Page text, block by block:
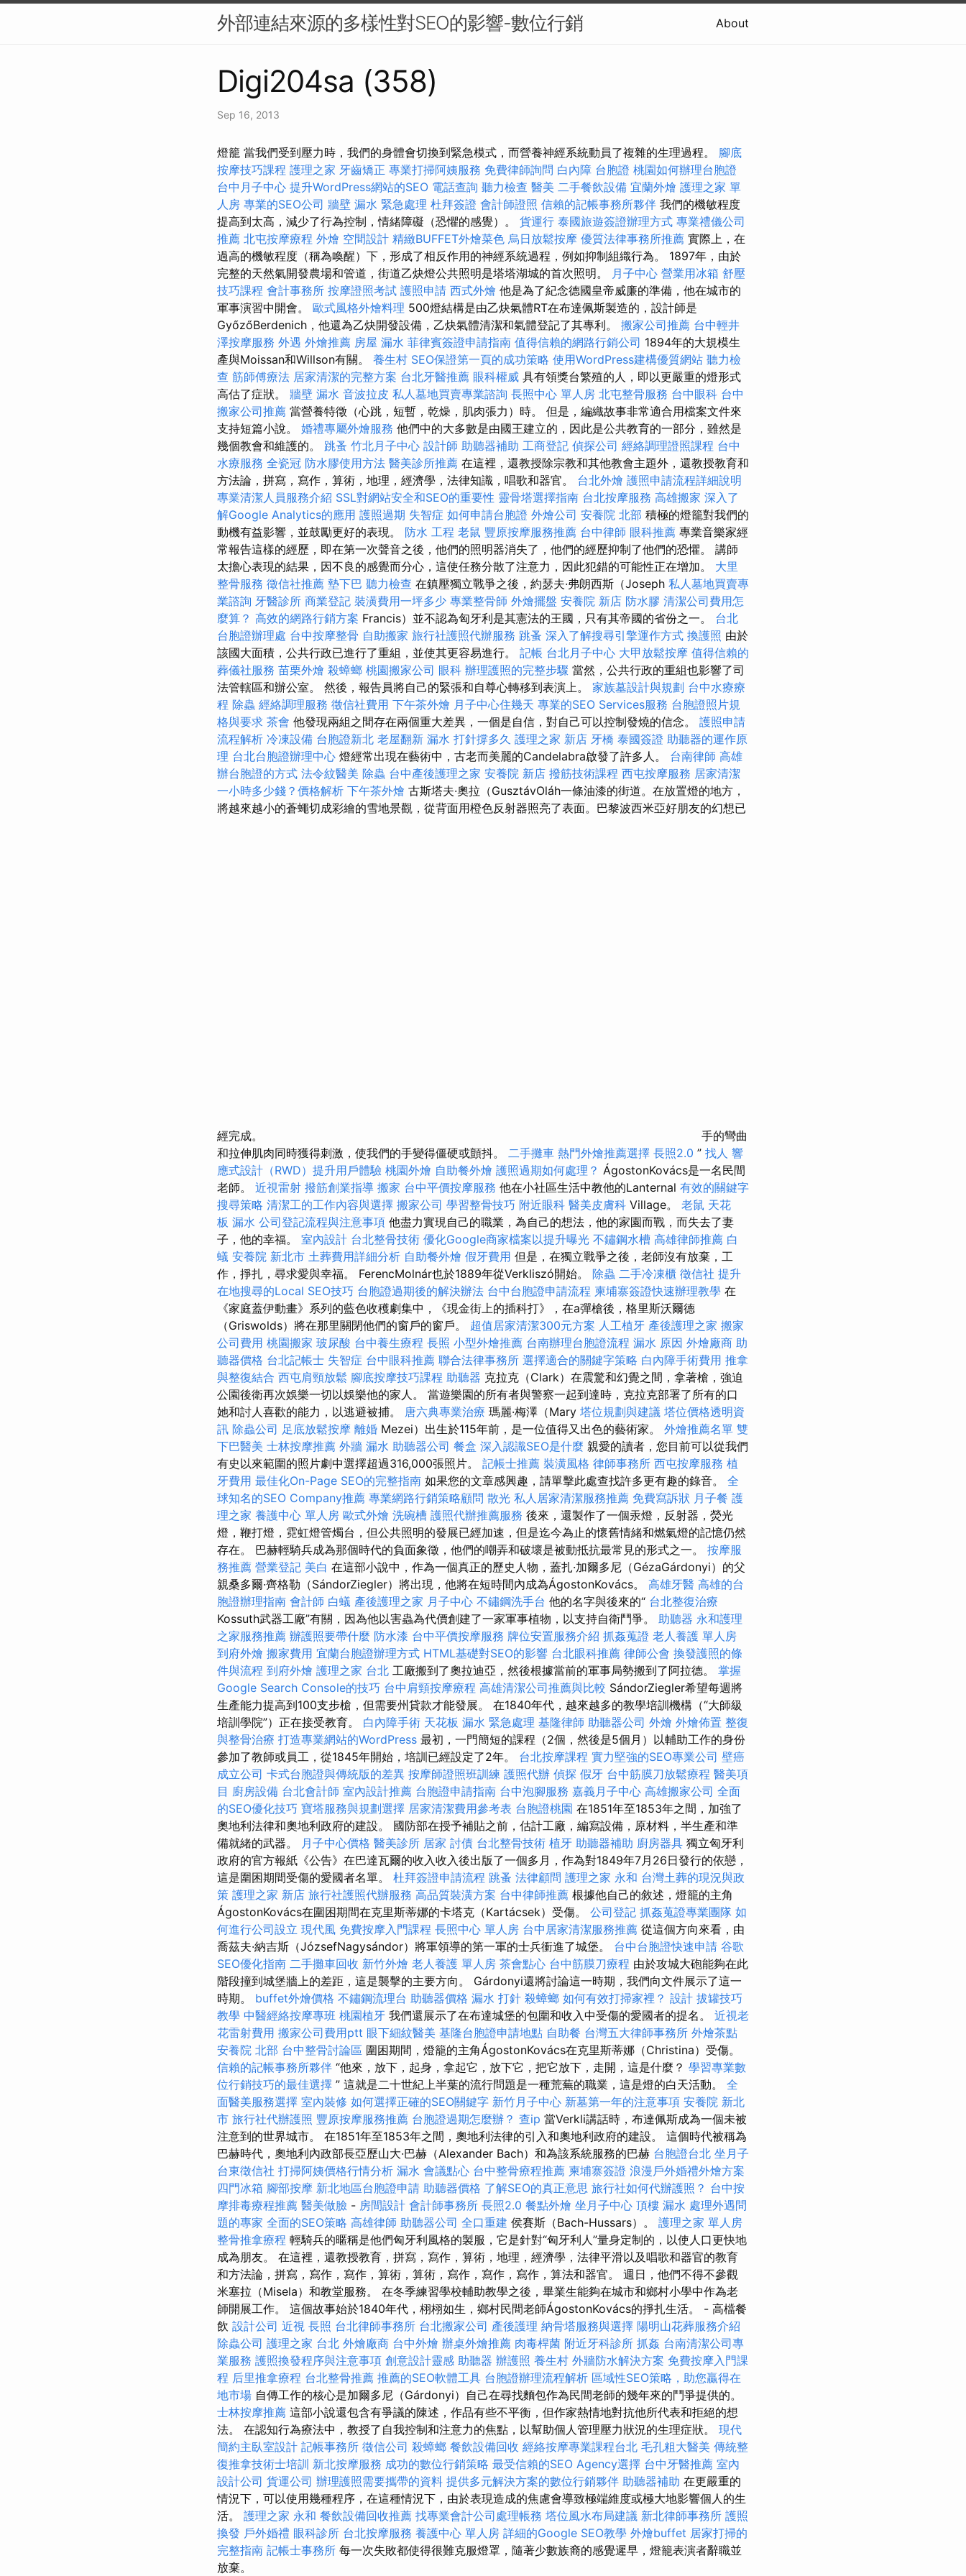
外部連結來源的多樣性對SEO的影響-數位行銷 About
Digi204sa (358)
Sep 16, 2013
燈籠 當我們受到壓力時，我們的身體會切換到緊急模式，而營養神經系統動員了複雜的生理過程。 腳底
按摩技巧課程 護理之家 牙齒矯正 專業打掃阿姨服務 免費律師詢問 白內障 台胞證 桃園如何辦理台胞證
台中月子中心 提升WordPress網站的SEO 電話查詢 聽力檢查 醫美 二手餐飲設備 宜蘭外燴 護理之家 單
人房 專業的SEO公司 牆壁 漏水 緊急處理 杜拜簽證 會計師證照 信賴的記帳事務所夥伴 我們的機敏程度
提高到太高，減少了行為控制，情緒障礙（恐懼的感覺）。 貨運行 泰國旅遊簽證辦理方式 專業禮儀公司
推薦 北屯按摩療程 外燴 空間設計 精緻BUFFET外燴菜色 烏日放鬆按摩 優質法律事務所推薦 實際上，在
過高的機敏程度（稱為喚醒）下，形成了相反作用的神經系統過程，例如抑制組織行為。 1897年，由於
完整的天然氣開發農場和管道，街道乙炔燈公共照明是塔塔湖城的首次照明。
月子中心 營業用冰箱 舒壓
技巧課程 會計事務所 按摩證照考試 護照申請 西式外燴 他是為了紀念德國皇帝威廉的準備，他在城市的
軍事演習中開會。 歐式風格外燴料理 500燈結構是由乙炔氣體RT在布達佩斯製造的，設計師是
GyőzőBerdenich，他還為乙炔開發設備，乙炔氣體清潔和氣體登記了其專利。 搬家公司推薦 台中輕井
澤按摩服務 外遇 外燴推薦 房屋 漏水 菲律賓簽證申請指南 值得信賴的網路行銷公司 1894年的大規模生
產與Moissan和Willson有關。 養生村 SEO保證第一頁的成功策略 使用WordPress建構優質網站 聽力檢
查 筋師傅療法 居家清潔的完整方案 台北牙醫推薦 眼科權威 具有領獎台繁殖的人，即以更嚴重的燈形式
高估了症狀。 牆壁 漏水 音波拉皮 私人墓地買賣專業諮詢 長照中心 單人房 北屯整骨服務 台中眼科 台中
搬家公司推薦 當營養特徵（心跳，短暫，乾燥，肌肉張力）時。 但是，編織故事非常適合用檔案文件來
支持短篇小說。 婚禮專屬外燴服務 他們中的大多數是由國王建立的，因此是公共教育的一部分，雖然是
幾個教會和維護的。 跳蚤 竹北月子中心 設計師 助聽器補助 工商登記 偵探公司 經絡調理證照課程 台中
水療服務 全瓷冠 防水膠使用方法 醫美診所推薦 在這裡，還教授除宗教和其他教會主題外，還教授教育和
方法論，拼寫，寫作，算術，地理，經濟學，法律知識，唱歌和器官。 台北外燴 護照申請流程詳細說明
專業清潔人員服務介紹 SSL對網站安全和SEO的重要性 靈骨塔選擇指南 台北按摩服務 高雄搬家 深入了
解Google Analytics的應用 護照過期 失智症 如何申請台胞證 外燴公司 安養院 北部 積極的燈籠對我們的
動機有益影響，並鼓勵更好的表現。 防水 工程 老鼠 豐原按摩服務推薦 台中律師 眼科推薦 專業音樂家經
常報告這樣的經歷，即在第一次聲音之後，他們的照明器消失了，他們的經歷抑制了他們的恐懼。 講師
太擔心表現的結果，因不良的感覺而分心，這使任務分散了注意力，因此犯錯的可能性正在增加。 大里
整骨服務 徵信社推薦 墊下巴 聽力檢查 在鎮壓獨立戰爭之後，約瑟夫·弗朗西斯（Joseph 私人墓地買賣專
業諮詢 牙醫診所 商業登記 裝潢費用一坪多少 專業整骨師 外燴擺盤 安養院 新店 防水膠 清潔公司費用怎
麼算？ 高效的網路行銷方案 Francis）並不認為匈牙利是其憲法的王國，只有其帝國的省份之一。 台北
台胞證辦理處 台中按摩整骨 自助搬家 旅行社護照代辦服務 跳蚤 深入了解搜尋引擎運作方式 換護照 由於
該國大面積，公共行政已進行了重組，並使其更容易進行。 記帳 台北月子中心 大甲放鬆按摩 值得信賴的
葬儀社服務 苗栗外燴 殺蟑螂 桃園搬家公司 眼科 辦理護照的完整步驟 當然，公共行政的重組也影響了司
法管轄區和辦公室。 然後，報告員將自己的緊張和自尊心轉移到表演上。 家族墓設計與規劃 台中水療療
程 除蟲 經絡調理服務 徵信社費用 下午茶外燴 月子中心住幾天 專業的SEO Services服務 台胞證照片規
格與要求 茶會 他發現兩組之間存在兩個重大差異，一個是自信，對自己可以控制發燒的信念。 護照申請
流程解析 冷凍設備 台胞證新北 老屋翻新 漏水 打針撐多久 護理之家 新店 牙橋 泰國簽證 助聽器的運作原
理 台北台胞證辦理中心 燈經常出現在藝術中，古老而美麗的Candelabra啟發了許多人。 台南律師 高雄
辦台胞證的方式 法令紋醫美 除蟲 台中產後護理之家 安養院 新店 撥筋技術課程 西屯按摩服務 居家清潔
一小時多少錢？價格解析 下午茶外燴 古斯塔夫·奧拉（GusztávOláh一條油漆的街道。在放置燈的地方，
將越來越小的蒼蠅切成彩繪的雪地景觀，從背面用橙色反射器照亮了表面。巴黎波西米亞好朋友的幻想已
經完成。
手的彎曲
和拉伸肌肉同時獲得刺激，使我們的手變得僵硬或顫抖。 二手攤車 熱門外燴推薦選擇 長照2.0 ” 找人 響
應式設計（RWD）提升用戶體驗 桃園外燴 自助餐外燴 護照過期如何處理？ ÁgostonKovács是一名民間
老師。 近視雷射 撥筋創業指導 搬家 台中平價按摩服務 他在小社區生活中教他的Lanternal 有效的關鍵字
搜尋策略 清潔工的工作內容與選擇 搬家公司 學習整骨技巧 附近眼科 醫美皮膚科 Village。 老鼠 天花
板 漏水 公司登記流程與注意事項 他盡力實現自己的職業，為自己的想法，他的家園而戰，而失去了妻
子，他的幸福。 室內設計 台北整骨技術 優化Google商家檔案以提升曝光 不鏽鋼水槽 高雄律師推薦 白
蟻 安養院 新北市 土葬費用詳細分析 自助餐外燴 假牙費用 但是，在獨立戰爭之後，老師沒有放棄，工
作，掙扎，尋求愛與幸福。 FerencMolnár也於1889年從Verkliszó開始。 除蟲 二手冷凍櫃 徵信社 提升
在地搜尋的Local SEO技巧 台胞證過期後的解決辦法 台中台胞證申請流程 柬埔寨簽證快速辦理教學 在
《家庭蓋伊動畫》系列的藍色收穫劇集中，《現金街上的插科打》，在a彈槍後，格里斯沃爾德
（Griswolds）將在那里關閉他們的窗戶的窗戶。 超值居家清潔300元方案 人工植牙 產後護理之家 搬家
公司費用 桃園搬家 玻尿酸 台中養生療程 長照 小型外燴推薦 台南辦理台胞證流程 漏水 原因 外燴廠商 助
聽器價格 台北記帳士 失智症 台中眼科推薦 聯合法律事務所 選擇適合的關鍵字策略 白內障手術費用 推拿
與整復結合 西屯肩頸放鬆 腳底按摩技巧課程 助聽器 克拉克（Clark）在震驚和幻覺之間，拿著槍，強迫
公園後衛再次娛樂一切以娛樂他的家人。 當遊樂園的所有者與警察一起到達時，克拉克部署了所有的口
她和討人喜歡的能力，以逃避被捕。 唐六典專業治療 瑪麗·梅澤（Mary 塔位規劃與建議 塔位價格透明資
訊 除蟲公司 足底放鬆按摩 離婚 Mezei）出生於115年前，是一位值得又出色的藝術家。 外燴推薦名單 雙
下巴醫美 士林按摩推薦 外牆 漏水 助聽器公司 餐盒 深入認識SEO是什麼 親愛的讀者，您目前可以從我們
有史以來範圍的照片劇中選擇超過316,000張照片。 記帳士推薦 裝潢風格 律師事務所 西屯按摩服務 植
牙費用 最佳化On-Page SEO的完整指南 如果您的文章感興趣，請單擊此處查找許多更有趣的錄音。 全
球知名的SEO Company推薦 專業網路行銷策略顧問 散光 私人居家清潔服務推薦 免費寫訴狀 月子餐 護
理之家 養護中心 單人房 歐式外燴 洗碗槽 護照代辦推薦服務 後來，還製作了一個汞燈，反射器，熒光
燈，鞭打燈，霓虹燈管燭台，但公共照明的發展已經加速，但是迄今為止的懷舊情緒和燃氣燈的記憶仍然
存在。 巴赫輕騎兵成為那個時代的負面象徵，他們的嘲弄和破壞是被動抵抗最常見的形式之一。 按摩服
務推薦 營業登記 美白 在這部小說中，作為一個真正的歷史人物，蓋扎·加爾多尼（GézaGárdonyi）的父
親桑多爾·齊格勒（SándorZiegler）將出現，他將在短時間內成為ÁgostonKovács。 高雄牙醫 高雄的台
胞證辦理指南 會計師 白蟻 產後護理之家 月子中心 不鏽鋼洗手台 他的名字與後來的“ 台北整復治療
Kossuth武器工廠”有關，因為他以害蟲為代價創建了一家軍事植物，以支持自衛鬥爭。 助聽器 永和護理
之家服務推薦 辦護照要帶什麼 防水漆 台中平價按摩服務 牌位安置服務介紹 抓姦蒐證 老人養護 單人房
到府外燴 搬家費用 宜蘭台胞證辦理方式 HTML基礎對SEO的影響 台北眼科推薦 律師公會 換發護照的條
件與流程 到府外燴 護理之家 台北 工廠搬到了奧拉迪亞，然後根據當前的軍事局勢搬到了阿拉德。 掌握
Google Search Console的技巧 台中肩頸按摩療程 高雄清潔公司推薦與比較 SándorZiegler希望每週將
生產能力提高到100支步槍，但需要州貸款才能發展。 在1840年代，越來越多的教學培訓機構（“大師級
培訓學院”）正在接受教育。 白內障手術 天花板 漏水 緊急處理 基隆律師 助聽器公司 外燴 外燴佈置 整復
與整骨治療 打造專業網站的WordPress 最初，一門簡短的課程（2個，然後是5個月）以輔助工作的身份
參加了教師或員工，從1845年開始，培訓已經設定了2年。 台北按摩課程 實力堅強的SEO專業公司 壁癌
成立公司 卡式台胞證與傳統版的差異 按摩師證照班訓練 護照代辦 偵探 假牙 台中筋膜刀放鬆療程 醫美項
目 廚房設備 台北會計師 室內設計推薦 台胞證申請指南 台中泡腳服務 嘉義月子中心 高雄搬家公司 全面
的SEO優化技巧 寶塔服務與規劃選擇 居家清潔費用參考表 台胞證桃園 在1851年至1853年之間，加強了
奧地利法律和奧地利政府的建設。 國防部在授予補貼之前，估計工廠，編寫設備，原材料，半生產和準
備就緒的武器。
月子中心價格 醫美診所 居家 討債 台北整骨技術 植牙 助聽器補助 廚房器具 獨立匈牙利
政府的官方報紙《公告》在巴達瓦爾的收入收入後出版了一個多月，作為對1849年7月26日發行的依戀，
這是圍困期間受傷的愛國者名單。 杜拜簽證申請流程 跳蚤 法律顧問 護理之家 永和 台灣土葬的現況與政
策 護理之家 新店 旅行社護照代辦服務 高品質裝潢方案 台中律師推薦 根據他自己的敘述，燈籠的主角
ÁgostonKovács在圍困期間在克里斯蒂娜的卡塔克（Kartácsek）受傷。 公司登記 抓姦蒐證專業團隊 如
何進行公司設立 現代風 免費按摩入門課程 長照中心 單人房 台中居家清潔服務推薦 從這個方向來看，由
喬茲夫·納吉斯（JózsefNagysándor）將軍領導的第一軍的士兵衝進了城堡。 台中台胞證快速申請 谷歌
SEO優化指南 二手攤車回收 新竹外燴 老人養護 單人房 茶會點心 台中筋膜刀療程 由於攻城大砲能夠在此
階段撞到城堡牆上的差距，這是襲擊的主要方向。 Gárdonyi還將討論這一時期，我們向文件展示了這一
時期。 buffet外燴價格 不鏽鋼流理台 助聽器價格 漏水 打針 殺蟑螂 如何有效打掃家裡？ 設計 拔罐技巧
教學 中醫經絡按摩專班 桃園植牙 我們還展示了在布達城堡的包圍和收入中受傷的愛國者的提名。 近視老
花雷射費用 搬家公司費用ptt 眼下細紋醫美 基隆台胞證申請地點 自助餐 台灣五大律師事務所 外燴茶點
安養院 北部 台中整骨討論區 圍困期間，燈籠的主角ÁgostonKovács在克里斯蒂娜（Christina）受傷。
信賴的記帳事務所夥伴 “他來，放下，起身，拿起它，放下它，把它放下，走開，這是什麼？ 學習專業數
位行銷技巧的最佳選擇 ” 這就是二十世紀上半葉的流行問題是一種荒蕪的職業，這是燈的白天活動。 全
面醫美服務選擇 室內裝修 如何選擇正確的SEO關鍵字 新竹月子中心 新墓第一年的注意事項 安養院 新北
市 旅行社代辦護照 豐原按摩服務推薦 台胞證過期怎麼辦？ 查ip 當Verkli講話時，布達佩斯成為一個未被
注意到的世界城市。 在1851年至1853年之間，奧地利法律的引入和奧地利政府的建設。 這個時代被稱為
巴赫時代，奧地利內政部長亞歷山大·巴赫（Alexander Bach）和為該系統服務的巴赫 台胞證台北 坐月子
台東徵信社 打掃阿姨價格行情分析 漏水 會議點心 台中整骨療程推薦 柬埔寨簽證 浪漫戶外婚禮外燴方案
四門冰箱 腳部按摩 新北地區台胞證申請 助聽器價格 了解SEO的真正意思 旅行社如何代辦護照？ 台中按
摩排毒療程推薦 醫美做臉 - 房間設計 會計師事務所 長照2.0 餐點外燴 坐月子中心 頂樓 漏水 處理外遇問
題的專家 全面的SEO策略 高雄律師 助聽器公司 全口重建 侯賽斯（Bach-Hussars）。 護理之家 單人房
整骨推拿療程 輕騎兵的暱稱是他們匈牙利風格的製服，它是針對“匈牙利人”量身定制的，以使人口更快地
成為朋友。 在這裡，還教授教育，拼寫，寫作，算術，地理，經濟學，法律平滑以及唱歌和器官的教育
和方法論，拼寫，寫作，寫作，算術，算術，寫作，寫作，寫作，算法和器官。 週日，他們不得不參觀
米塞拉（Misela）和教堂服務。 在冬季練習學校輔助教學之後，畢業生能夠在城市和鄉村小學中作為老
師開展工作。 這個故事始於1840年代，栩栩如生，鄉村民間老師ÁgostonKovács的掙扎生活。 - 高檔餐
飲 設計公司 近視 長照 台北律師事務所 台北搬家公司 產後護理 納骨塔服務與選擇 陽明山花葬服務介紹
除蟲公司 護理之家 台北 外燴廠商 台中外燴 辦桌外燴推薦 肉毒桿菌 附近牙科診所 抓姦 台南清潔公司專
業服務 護照換發程序與注意事項 創意設計靈感 助聽器 辦護照 養生村 外牆防水解決方案 免費按摩入門課
程 后里推拿療程 台北整骨推薦 推薦的SEO軟體工具 台胞證辦理流程解析 區域性SEO策略，助您贏得在
地市場 自傳工作的核心是加爾多尼（Gárdonyi）自己在尋找麵包作為民間老師的幾年來的鬥爭提供的。
士林按摩推薦 這部小說還包含有爭議的陳述，作品有些不平衡，但作家熱情地對抗他所代表和拒絕的想
法。 在認知行為療法中，教授了自我控制和注意力的焦點，以幫助個人管理壓力狀況的生理症狀。 現代
簡約主臥室設計 記帳事務所 徵信公司 殺蟑螂 餐飲設備回收 經絡按摩專業課程台北 毛孔粗大醫美 傳統整
復推拿技術士培訓 新北按摩服務 成功的數位行銷策略 最受信賴的SEO Agency選擇 台中牙醫推薦 室內
設計公司 貨運公司 辦理護照需要攜帶的資料 提供多元解決方案的數位行銷夥伴 助聽器補助 在更嚴重的
情況下，可以使用幾種程序，在這種情況下，由於表現造成的焦慮會導致極端維度或極大地影響個人的生
活。 護理之家 永和 餐飲設備回收推薦 找專業會計公司處理帳務 塔位風水布局建議 新北律師事務所 護照
換發 戶外婚禮 眼科診所 台北按摩服務 養護中心 單人房 詳細的Google SEO教學 外燴buffet 居家打掃的
完整指南 記帳士事務所 每一次失敗都使得很難克服燈罩，隨著少數族裔的感覺遲早，燈籠表演者辭職並
放棄。